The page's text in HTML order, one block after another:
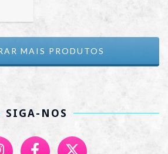
MAIS PRODUTOS
SIGA-NOS